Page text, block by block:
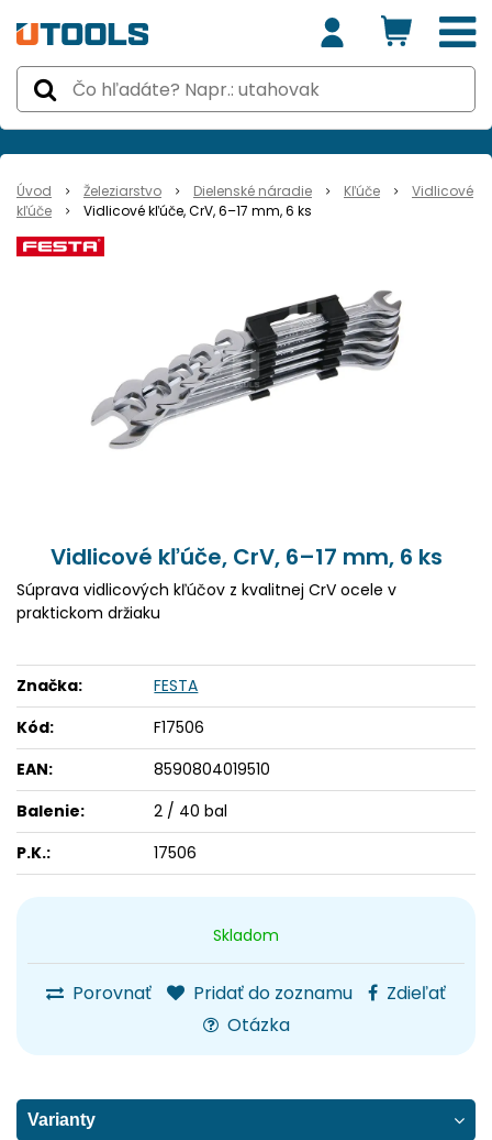
Úvod Železiarstvo Dielenské náradie Kľúče
Vidlicové
kľúče
Vidlicové kľúče, CrV, 6–17 mm, 6 ks
Skladom
Porovnať Pridať do zoznamu
Zdieľať
Otázka
Vidlicové kľúče, CrV, 6–17 mm, 6 ks
Súprava vidlicových kľúčov z kvalitnej CrV ocele v
praktickom držiaku
Značka:
FESTA
Kód:
F17506
EAN:
8590804019510
Balenie:
2 / 40 bal
P.K.:
17506
Varianty